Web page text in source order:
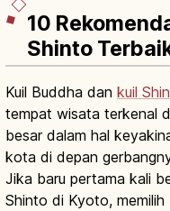
10
Shinto
Kuil Buddha dan kuil
tempat wisata terkenal
besar dalam hal
kota di depan
Jika baru pertama kali
Shinto di Kyoto,